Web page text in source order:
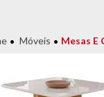
Móveis Mesas E